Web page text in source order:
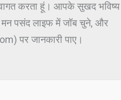
करता हूं। आपके सुखद भविष्य
पसंद लाइफ में जॉब चुने, और
पर जानकारी पाए।